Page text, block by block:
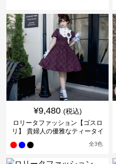
¥9,480 (税込)
ロリータファッション【ゴスロ
リ】 貴婦人の優雅なティータイ
全3色